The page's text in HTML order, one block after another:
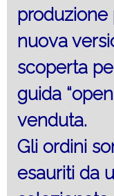
produzione
nuova
scoperta
guida
venduta.
Gli ordini
esauriti da